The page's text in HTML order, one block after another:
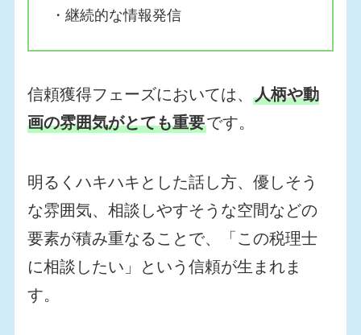
・継続的な情報発信
信頼獲得フェーズにおいては、人柄や動
画の雰囲気がとても重要です。
明るくハキハキとした話し方、優しそう
な雰囲気、相談しやすそうな空間などの
要素が積み重なることで、「この税理士
に相談したい」という信頼が生まれま
す。